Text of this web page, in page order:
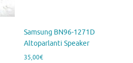
Samsung BN96-1271D
Altoparlanti Speaker
35,00€